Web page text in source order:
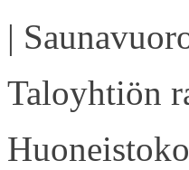
|
Taloyhtiön